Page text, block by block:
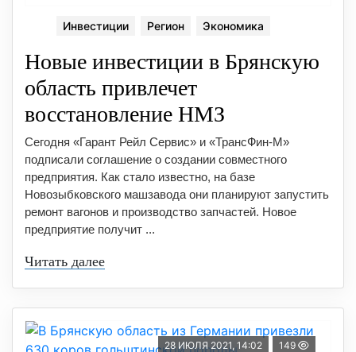
Инвестиции Регион Экономика
Новые инвестиции в Брянскую
область привлечет
восстановление НМЗ
Сегодня «Гарант Рейл Сервис» и «ТрансФин-М»
подписали соглашение о создании совместного
предприятия. Как стало известно, на базе
Новозыбковского машзавода они планируют запустить
ремонт вагонов и производство запчастей. Новое
предприятие получит ...
Читать далее
28 ИЮЛЯ 2021, 14:02 149